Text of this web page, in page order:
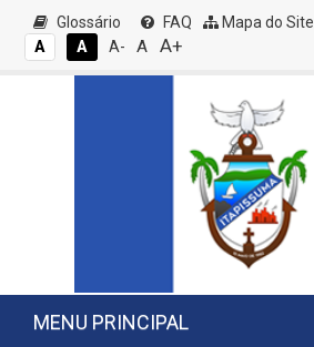
Glossário FAQ Mapa do Site
A
A A- A A+
MENU PRINCIPAL